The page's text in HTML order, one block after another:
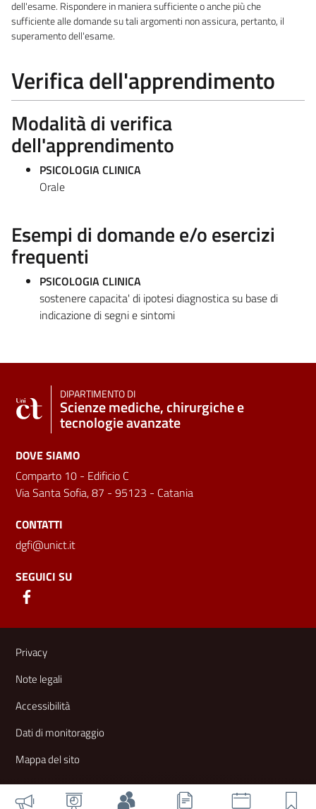
dell'esame. Rispondere in maniera sufficiente o anche più che
sufficiente alle domande su tali argomenti non assicura, pertanto, il
superamento dell'esame.
Verifica dell'apprendimento
Modalità di verifica
dell'apprendimento
PSICOLOGIA CLINICA
Orale
Esempi di domande e/o esercizi
frequenti
PSICOLOGIA CLINICA
sostenere capacita' di ipotesi diagnostica su base di
indicazione di segni e sintomi
DIPARTIMENTO DI
Scienze mediche, chirurgiche e
tecnologie avanzate
DOVE SIAMO
Comparto 10 - Edificio C
Via Santa Sofia, 87 - 95123 - Catania
CONTATTI
dgfi@unict.it
SEGUICI SU
Link e informazioni utili
Privacy
Note legali
Accessibilità
Dati di monitoraggio
Mappa del sito